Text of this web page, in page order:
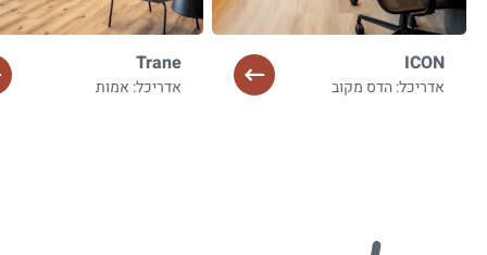
ICON
אדריכל: הדס מקוב
Trane
אדריכל: אמות